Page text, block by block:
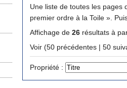
Une liste de toutes les pages
Affichage de 26 résultats à
Voir (50
Propriété :